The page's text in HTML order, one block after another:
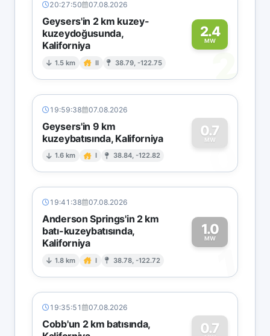
20:27:50 07.08.2026
Geysers'in 2 km kuzey-
kuzeydoğusunda,
Kaliforniya
1.5 km II 38.79, -122.75
2.4
MW
2
19:59:38 07.08.2026
Geysers'in 9 km
kuzeybatısında, Kaliforniya
1.6 km I 38.84, -122.82
0.7
MW
0
19:41:38 07.08.2026
Anderson Springs'in 2 km
batı-kuzeybatısında,
Kaliforniya
1.8 km I 38.78, -122.72
1.0
MW
1
19:35:51 07.08.2026
Cobb'un 2 km batısında,
0.7